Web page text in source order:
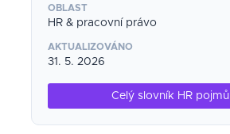
OBLAST
HR & pracovní právo
AKTUALIZOVÁNO
31. 5. 2026
Celý slovník HR pojmů